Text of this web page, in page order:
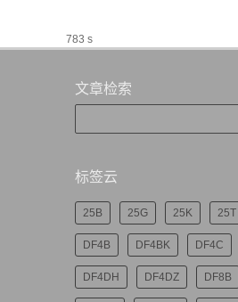
783 s
文章检索
标签云
25B 25G 25K 25T
DF4B DF4BK DF4C
DF4DH DF4DZ DF8B